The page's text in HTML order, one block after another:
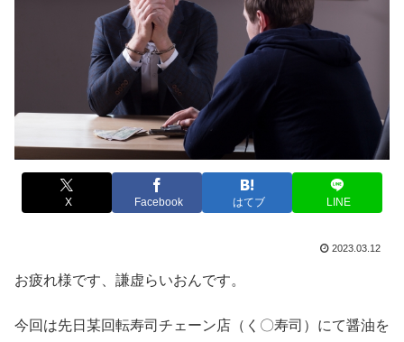
X Facebook はてブ LINE
2023.03.12
お疲れ様です、謙虚らいおんです。
今回は先日某回転寿司チェーン店（く〇寿司）にて醤油を